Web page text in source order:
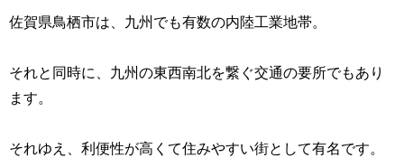
佐賀県鳥栖市は、九州でも有数の内陸工業地帯。
それと同時に、九州の東西南北を繋ぐ交通の要所でもあり
ます。
それゆえ、利便性が高くて住みやすい街として有名です。